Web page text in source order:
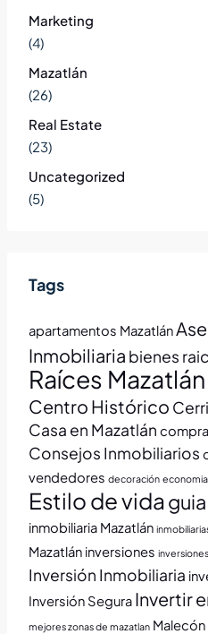
Marketing
(4)
Mazatlán
(26)
Real Estate
(23)
Uncategorized
(5)
Tags
apartamentos Mazatlán
Inmobiliaria bienes
Raíces Mazatlán
Centro Histórico
Casa en Mazatlán
Consejos Inmobiliarios
vendedores decoración economia
Estilo de vidaguia
inmobiliaria Mazatlán
Mazatlán inversiones
Inversión Inmobiliaria
Inversión Segura Invertir
mejores zonas de mazatlan Malecón